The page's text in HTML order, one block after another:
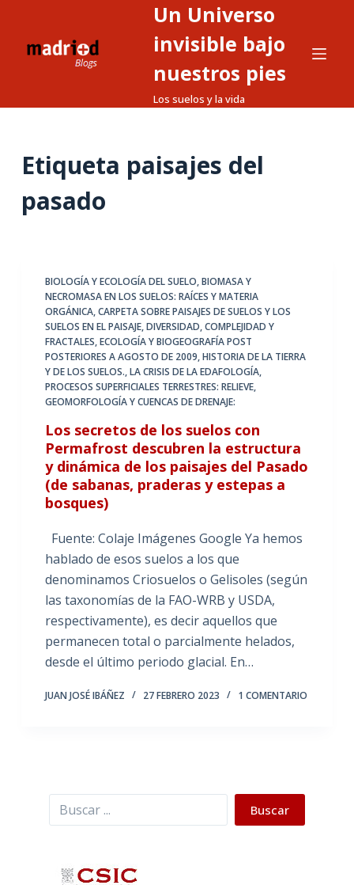
Un Universo
invisible bajo
nuestros pies
Los suelos y la vida
Etiqueta paisajes del
pasado
BIOLOGÍA Y ECOLOGÍA DEL SUELO,BIOMASA Y
NECROMASA EN LOS SUELOS: RAÍCES Y MATERIA
ORGÁNICA,CARPETA SOBRE PAISAJES DE SUELOS Y LOS
SUELOS EN EL PAISAJE,DIVERSIDAD, COMPLEJIDAD Y
FRACTALES,ECOLOGÍA Y BIOGEOGRAFÍA POST
POSTERIORES A AGOSTO DE 2009,HISTORIA DE LA TIERRA
Y DE LOS SUELOS.,LA CRISIS DE LA EDAFOLOGÍA,
PROCESOS SUPERFICIALES TERRESTRES: RELIEVE,
GEOMORFOLOGÍA Y CUENCAS DE DRENAJE:
Los secretos de los suelos con
Permafrost descubren la estructura
y dinámica de los paisajes del Pasado
(de sabanas, praderas y estepas a
bosques)
Fuente: Colaje Imágenes Google Ya hemos
hablado de esos suelos a los que
denominamos Criosuelos o Gelisoles (según
las taxonomías de la FAO-WRB y USDA,
respectivamente), es decir aquellos que
permanecen total o parcialmente helados,
desde el último periodo glacial. En…
JUAN JOSÉ IBÁÑEZ 27 FEBRERO 2023 1 COMENTARIO
Buscar Buscar